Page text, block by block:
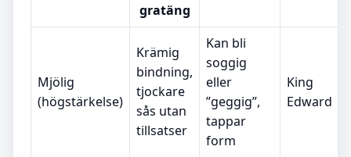
gratäng
Mjölig
(högstärkelse)
Krämig
bindning,
tjockare
sås utan
tillsatser
Kan bli
soggig
eller
”geggig”,
tappar
form
King
Edward